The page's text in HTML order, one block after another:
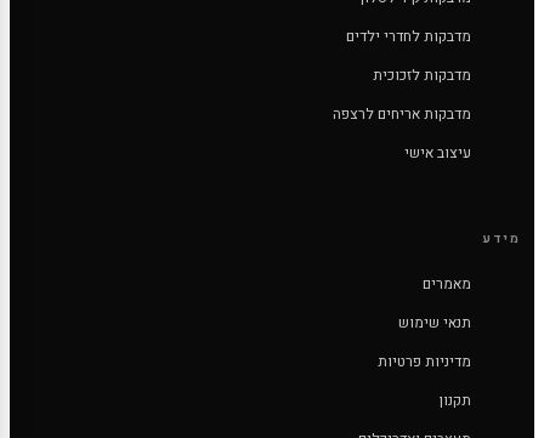
מדבקות לחדרי ילדים
מדבקות לזכוכית
מדבקות אריחים לרצפה
עיצוב אישי
מידע
מאמרים
תנאי שימוש
מדיניות פרטיות
תקנון